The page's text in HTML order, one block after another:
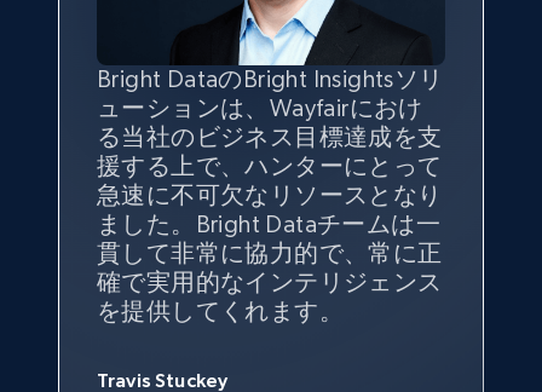
Bright DataのBright Insightsソリ
ューションは、Wayfairにおけ
る当社のビジネス目標達成を支
援する上で、ハンターにとって
急速に不可欠なリソースとなり
ました。Bright Dataチームは一
貫して非常に協力的で、常に正
確で実用的なインテリジェンス
を提供してくれます。
Travis Stuckey
Bright Insightsのデータは当社
の目標達成を大きく支えていま
す。製品カテゴリー別の市場シ
ェアは主要競合他社とのベンチ
マークに役立ち、サプライヤー
別売上高はマーチャンダイジン
グチームが品揃えを拡大する上
で戦略的に貢献しています。
Director of Customer Strategy & Insights
Bright Insightsを選んだ理由
は、売上を追跡し、当社のビジ
ネスにとって重要なカテゴリー
における競合他社の製品をマッ
ピングできる機能があったから
です。
Yael Fridman
Marketing Director at Keter
Bright Dataのソリューションに
より、当社は市場領域、自社製
品、競合他社、消費者行動のト
レンドについて、独自かつ包括
的な洞察を得ることができまし
た。
Beverly Taylor
Director of Merchandising at Kingston